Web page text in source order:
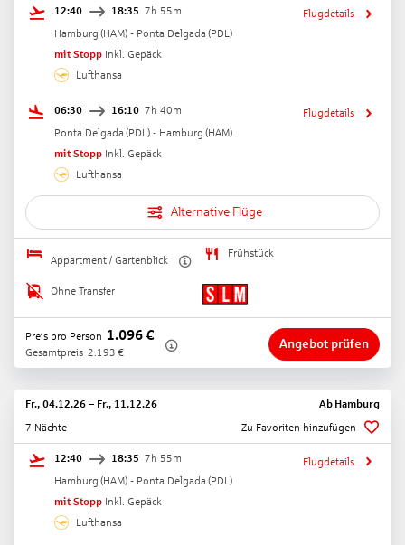
12:40 18:35 7h 55m
Hamburg (HAM) - Ponta Delgada (PDL )
mit Stopp Inkl. Gepäck
Lufthansa
Flugdetails
06:30 16:10 7h 40m
Ponta Delgada (PDL ) - Hamburg (HAM)
mit Stopp Inkl. Gepäck
Lufthansa
Flugdetails
Alternative Flüge
Appartment / Gartenblick
Frühstück
Ohne Transfer
Preis pro Person 1.096€
Gesamtpreis 2.193 €
Angebot prüfen
Fr., 04.12.26 – Fr., 11.12.26 Ab Hamburg
7 Nächte
Zu Favoriten hinzufügen
12:40 18:35 7h 55m
Hamburg (HAM) - Ponta Delgada (PDL)
mit Stopp Inkl. Gepäck
Lufthansa
Flugdetails